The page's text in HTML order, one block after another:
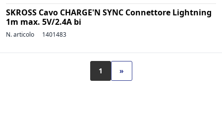
SKROSS Cavo CHARGE'N SYNC Connettore Lightning
1m max. 5V/2.4A bi
N. articolo 1401483
1 »